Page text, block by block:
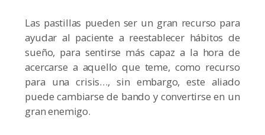
Las pastillas pueden ser un gran recurso para
ayudar al paciente a reestablecer hábitos de
sueño, para sentirse más capaz a la hora de
acercarse a aquello que teme, como recurso
para una crisis…, sin embargo, este aliado
puede cambiarse de bando y convertirse en un
gran enemigo.